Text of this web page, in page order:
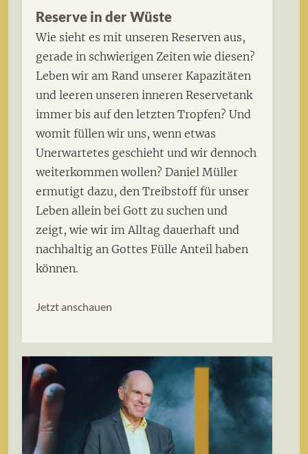
Reserve in der Wüste
Wie sieht es mit unseren Reserven aus,
gerade in schwierigen Zeiten wie diesen?
Leben wir am Rand unserer Kapazitäten
und leeren unseren inneren Reservetank
immer bis auf den letzten Tropfen? Und
womit füllen wir uns, wenn etwas
Unerwartetes geschieht und wir dennoch
weiterkommen wollen? Daniel Müller
ermutigt dazu, den Treibstoff für unser
Leben allein bei Gott zu suchen und
zeigt, wie wir im Alltag dauerhaft und
nachhaltig an Gottes Fülle Anteil haben
können.
Jetzt anschauen